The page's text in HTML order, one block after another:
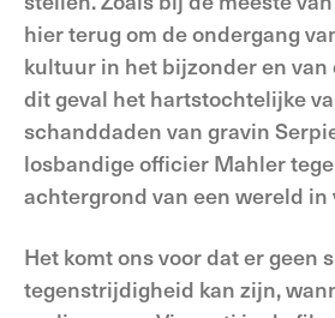
hier terug om de ondergang
kultuur in het bijzonder en van
dit geval het hartstochtelijke
schanddaden van gravin
losbandige officier Mahler
achtergrond van een wereld in
Het komt ons voor dat er geen
tegenstrijdigheid kan zijn,